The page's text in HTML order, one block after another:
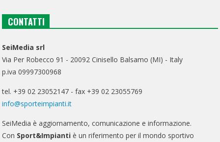
CONTATTI
SeiMedia srl
Via Per Robecco 91 - 20092 Cinisello Balsamo (MI) - Italy
p.iva 09997300968
tel. +39 02 23052147 - fax +39 02 23055769
info@sporteimpianti.it
SeiMedia è aggiornamento, comunicazione e informazione.
Con Sport&Impianti è un riferimento per il mondo sportivo